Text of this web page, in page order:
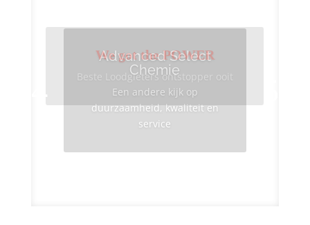
Advanced Select
Chemie
Een andere kijk op
duurzaamheid, kwaliteit en
service
We got the POWER
Beste Loodgieters ontstopper ooit